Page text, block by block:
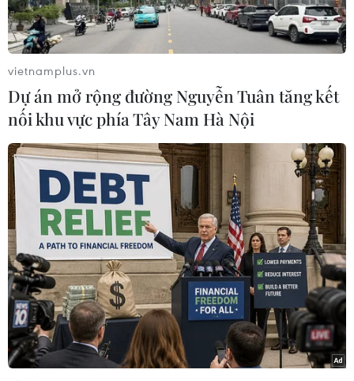
29/9 đã bác đơn kiện của gia đình các nạn nhân
vụ khủng bố 11/9/2001, cáo buộc Saudi Arabia
hỗ trợ vật chất cho al-Qaeda, mạng lưới khủng
bố đã thực hiện vụ tấn công.
Thẩm phán Daniels tuyên bố Saudi Arabia có
quyền miễn trừ quốc gia đối với các khoản đòi
bồi thường thiệt hại được đưa ra trong đơn kiện
tập thể của gia đình gần 3.000 nạn nhân thiệt
mạng trong các vụ khủng bố 11/9, cũng như của
các hãng bảo hiểm đã phải bồi thường hàng tỷ
USD cho các doanh nghiệp bị thiệt hại.
Theo thẩm phán Daniels, những lý lẽ đưa ra
trong đơn kiện không đủ cơ sở để tòa án thụ lý
và xét xử vụ việc này.
Hiện phía luật sư bên nguyên đơn vẫn chưa
vietnamplus.vn
Dự án mở rộng đường Nguyễn Tuân tăng kết
nối khu vực phía Tây Nam Hà Nội